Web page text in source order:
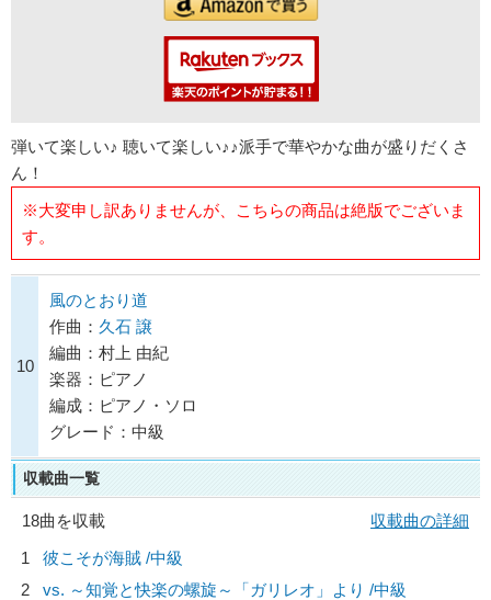
弾いて楽しい♪ 聴いて楽しい♪♪派手で華やかな曲が盛りだくさ
ん！
※大変申し訳ありませんが、こちらの商品は絶版でございま
す。
10
風のとおり道
作曲： 久石 譲
編曲：村上 由紀
楽器：ピアノ
編成：ピアノ・ソロ
グレード：中級
収載曲一覧
18曲を収載
収載曲の詳細
1
彼こそが海賊 /中級
2
vs. ～知覚と快楽の螺旋～「ガリレオ」より /中級